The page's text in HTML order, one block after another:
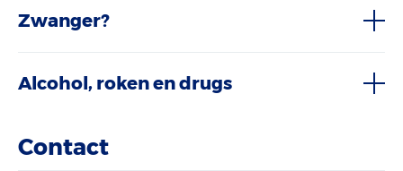
Zwanger?
Alcohol, roken en drugs
Contact